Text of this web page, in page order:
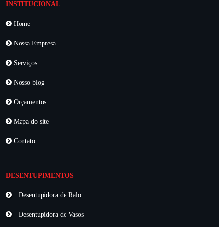
INSTITUCIONAL
Home
Nossa Empresa
Serviços
Nosso blog
Orçamentos
Mapa do site
Contato
DESENTUPIMENTOS
Desentupidora de Ralo
Desentupidora de Vasos